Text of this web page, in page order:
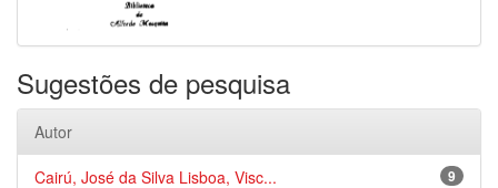
Sugestões de pesquisa
Autor
9
Cairú, José da Silva Lisboa, Visc...